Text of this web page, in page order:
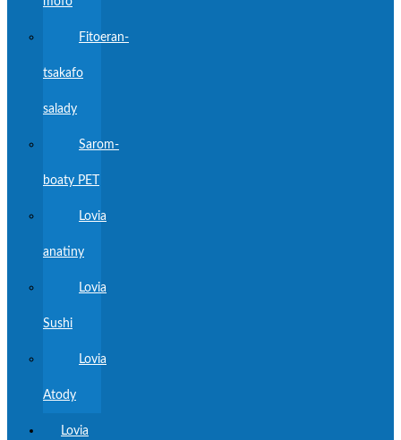
Fitoeran-
tsakafo
salady
Sarom-
boaty PET
Lovia
anatiny
Lovia
Sushi
Lovia
Atody
Lovia